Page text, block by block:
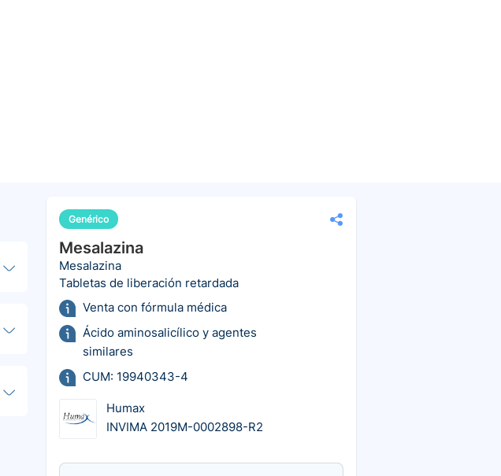
Genérico
Mesalazina
Mesalazina
Tabletas de liberación retardada
Venta con fórmula médica
Ácido aminosalicílico y agentes
similares
CUM: 19940343-4
Humax
INVIMA 2019M-0002898-R2